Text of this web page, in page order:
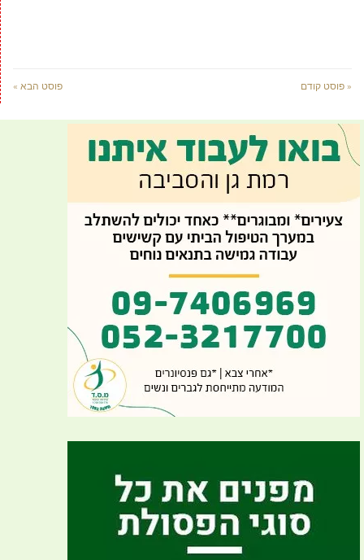
« פוסט קודם פוסט הבא »